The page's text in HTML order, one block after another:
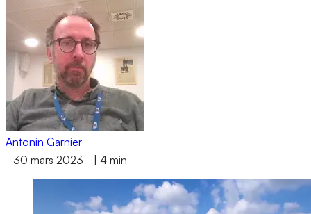
Antonin Garnier
- 30 mars 2023 - 4 min